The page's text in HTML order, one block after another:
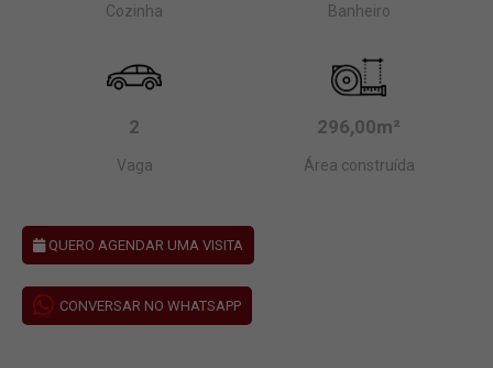
Cozinha Banheiro
2
Vaga
296,00m²
Área construída
QUERO AGENDAR UMA VISITA
CONVERSAR NO WHATSAPP